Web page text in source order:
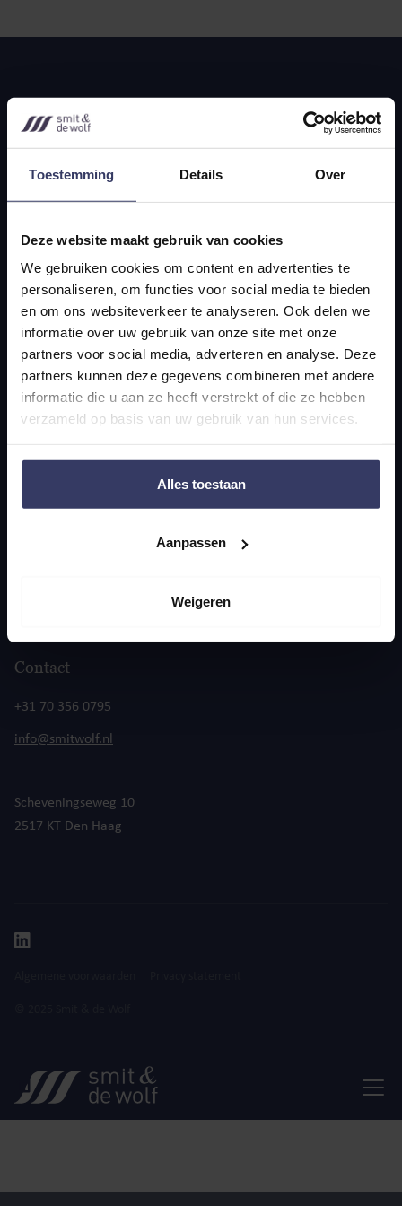
Toestemming Details Over
Deze website maakt gebruik van cookies
We gebruiken cookies om content en advertenties te
personaliseren, om functies voor social media te bieden
en om ons websiteverkeer te analyseren. Ook delen we
informatie over uw gebruik van onze site met onze
partners voor social media, adverteren en analyse. Deze
partners kunnen deze gegevens combineren met andere
informatie die u aan ze heeft verstrekt of die ze hebben
verzameld op basis van uw gebruik van hun services.
Alles toestaan
Aanpassen
Weigeren
Home
Actualiteiten
Over ons
Contact
Diensten
Contact
+31 70 356 0795
info@smitwolf.nl
Scheveningseweg 10
2517 KT Den Haag